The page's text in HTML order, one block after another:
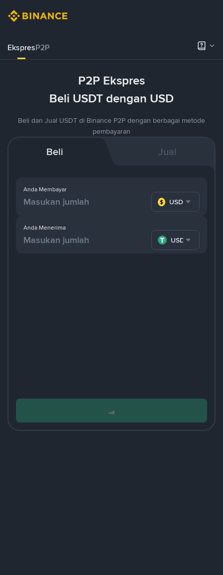
EkspresP2P
P2P Ekspres
Beli USDT dengan USD
Beli dan Jual USDT di Binance P2P dengan berbagai metode
pembayaran
Beli Jual
Anda Membayar
USD
Anda Menerima
USDT